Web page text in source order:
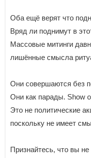
Оба ещё верят что
Вряд ли поднимут в
Массовые митинги
лишённые смысла
Они совершаются без
Они как парады. Show
Это не политические
поскольку не имеет
Признайтесь, что вы